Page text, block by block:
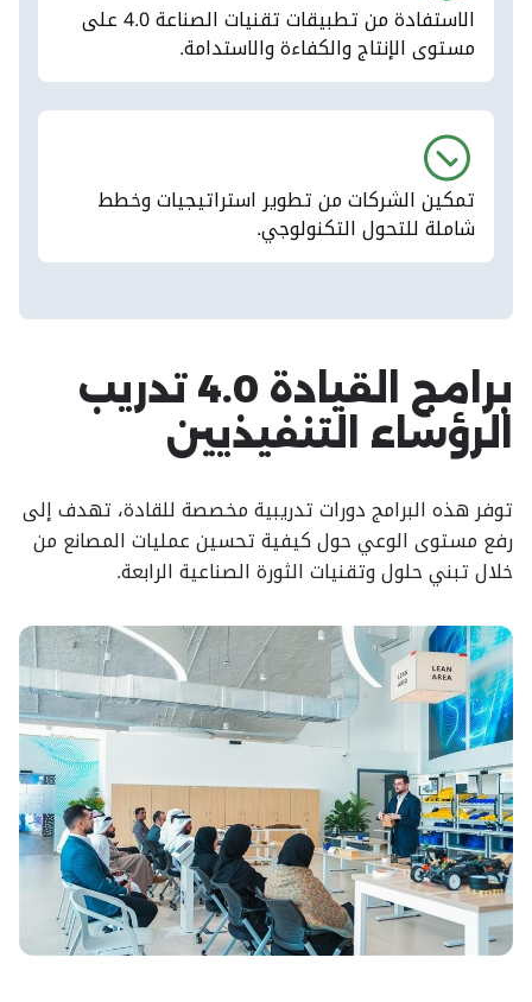
الاستفادة من تطبيقات تقنيات الصناعة 4.0 على
مستوى الإنتاج والكفاءة والاستدامة.
تمكين الشركات من تطوير استراتيجيات وخطط
شاملة للتحول التكنولوجي.
برامج القيادة 4.0 تدريب
الرؤساء التنفيذيين
توفر هذه البرامج دورات تدريبية مخصصة للقادة، تهدف إلى
رفع مستوى الوعي حول كيفية تحسين عمليات المصانع من
خلال تبني حلول وتقنيات الثورة الصناعية الرابعة.